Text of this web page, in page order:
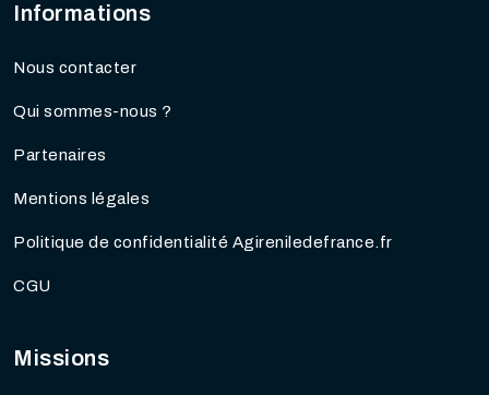
Informations
Nous contacter
Qui sommes-nous ?
Partenaires
Mentions légales
Politique de confidentialité Agireniledefrance.fr
CGU
Missions